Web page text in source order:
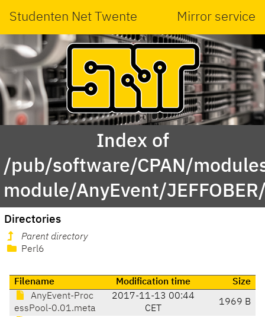
Studenten Net Twente Mirror service
Index of
/pub/software/CPAN/
module/AnyEvent/
Directories
Parent directory
Perl6
Filename Modification time
Size
AnyEvent-Proc
essPool-0.01.meta
2017-11-13 00:44
CET
1969 B